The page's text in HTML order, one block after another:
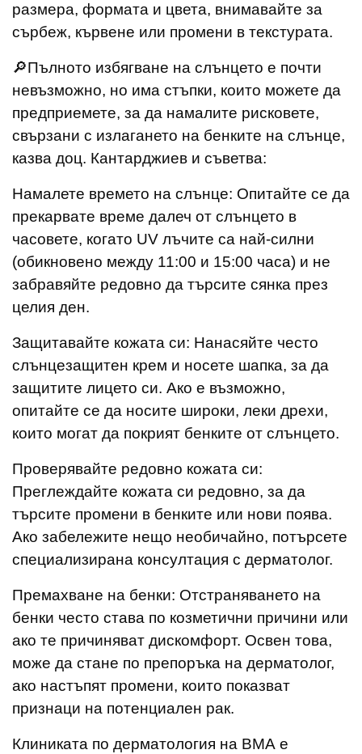
размера, формата и цвета, внимавайте за
сърбеж, кървене или промени в текстурата.
🔎Пълното избягване на слънцето е почти
невъзможно, но има стъпки, които можете да
предприемете, за да намалите рисковете,
свързани с излагането на бенките на слънце,
казва доц. Кантарджиев и съветва:
Намалете времето на слънце: Опитайте се да
прекарвате време далеч от слънцето в
часовете, когато UV лъчите са най-силни
(обикновено между 11:00 и 15:00 часа) и не
забравяйте редовно да търсите сянка през
целия ден.
Защитавайте кожата си: Нанасяйте често
слънцезащитен крем и носете шапка, за да
защитите лицето си. Ако е възможно,
опитайте се да носите широки, леки дрехи,
които могат да покрият бенките от слънцето.
Проверявайте редовно кожата си:
Преглеждайте кожата си редовно, за да
търсите промени в бенките или нови поява.
Ако забележите нещо необичайно, потърсете
специализирана консултация с дерматолог.
Премахване на бенки: Отстраняването на
бенки често става по козметични причини или
ако те причиняват дискомфорт. Освен това,
може да стане по препоръка на дерматолог,
ако настъпят промени, които показват
признаци на потенциален рак.
Клиниката по дерматология на ВМА е